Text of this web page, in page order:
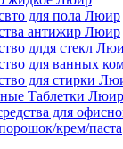
для пола Люир
антижир Люир
длдя стекл
для ванных
для стирки
Таблетки
для
крем/паста